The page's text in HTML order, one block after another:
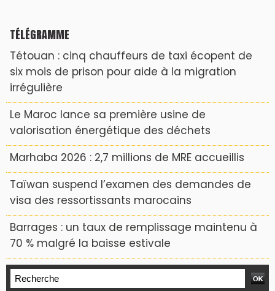
TÉLÉGRAMME
Tétouan : cinq chauffeurs de taxi écopent de
six mois de prison pour aide à la migration
irrégulière
Le Maroc lance sa première usine de
valorisation énergétique des déchets
Marhaba 2026 : 2,7 millions de MRE accueillis
Taïwan suspend l’examen des demandes de
visa des ressortissants marocains
Barrages : un taux de remplissage maintenu à
70 % malgré la baisse estivale